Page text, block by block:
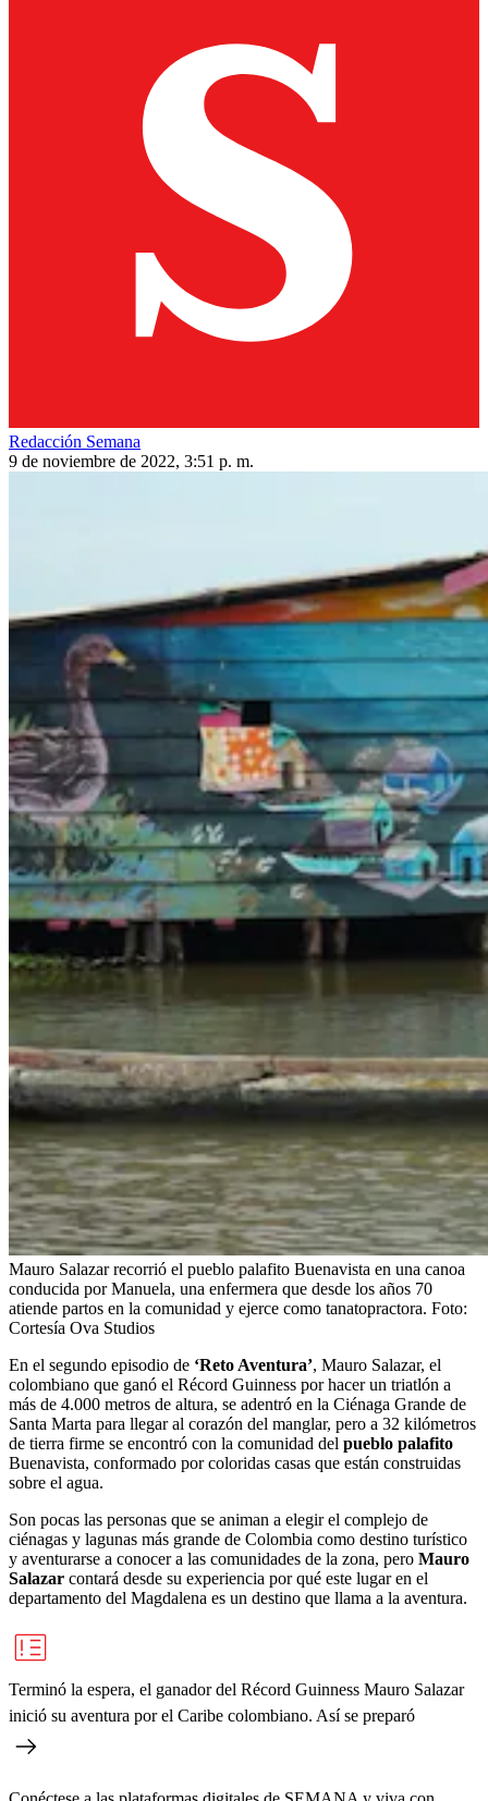
Redacción Semana
9 de noviembre de 2022, 3:51 p. m.
Mauro Salazar recorrió el pueblo palafito Buenavista en una canoa
conducida por Manuela, una enfermera que desde los años 70
atiende partos en la comunidad y ejerce como tanatopractora. Foto:
Cortesía Ova Studios
En el segundo episodio de ‘Reto Aventura’, Mauro Salazar, el
colombiano que ganó el Récord Guinness por hacer un triatlón a
más de 4.000 metros de altura, se adentró en la Ciénaga Grande de
Santa Marta para llegar al corazón del manglar, pero a 32 kilómetros
de tierra firme se encontró con la comunidad del pueblo palafito
Buenavista, conformado por coloridas casas que están construidas
sobre el agua.
Son pocas las personas que se animan a elegir el complejo de
ciénagas y lagunas más grande de Colombia como destino turístico
y aventurarse a conocer a las comunidades de la zona, pero Mauro
Salazar contará desde su experiencia por qué este lugar en el
departamento del Magdalena es un destino que llama a la aventura.
Terminó la espera, el ganador del Récord Guinness Mauro Salazar
inició su aventura por el Caribe colombiano. Así se preparó